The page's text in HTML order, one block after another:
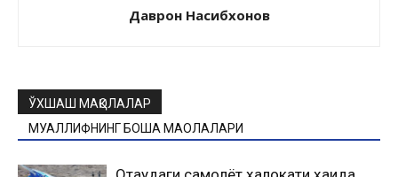
Даврон Насибхонов
ЎХШАШ МАҚОЛАЛАР
МУАЛЛИФНИНГ БОШҚА МАҚОЛАЛАРИ